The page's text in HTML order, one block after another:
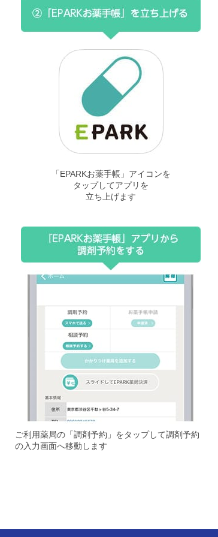
「EPARKお薬手帳」アイコンを
タップしてアプリを
立ち上げます
ご利用薬局の「調剤予約」をタップして調剤予約
の入力画面へ移動します